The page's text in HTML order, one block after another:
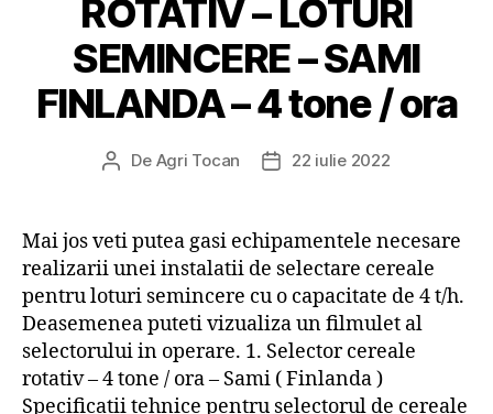
ROTATIV – LOTURI
SEMINCERE – SAMI
FINLANDA – 4 tone / ora
Autor
De Agri Tocan
Dată22 iulie 2022
Mai jos veti putea gasi echipamentele necesare
realizarii unei instalatii de selectare cereale
pentru loturi semincere cu o capacitate de 4 t/h.
Deasemenea puteti vizualiza un filmulet al
selectorului in operare. 1. Selector cereale
rotativ – 4 tone / ora – Sami ( Finlanda )
Specificaţii tehnice pentru selectorul de cereale